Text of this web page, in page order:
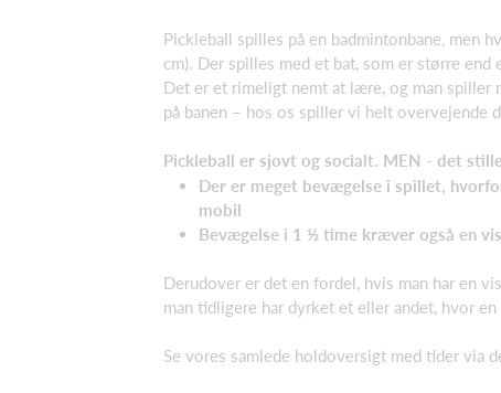
Pickleball spilles på en badmintonbane, men
cm). Der spilles med et bat, som er større end
Det er et rimeligt nemt at lære, og man spiller
på banen – hos os spiller vi helt overvejende
Pickleball er sjovt og socialt. MEN - det
Der er meget bevægelse i spillet,
mobil
Bevægelse i 1 ½ time kræver også en
Derudover er det en fordel, hvis man har en
man tidligere har dyrket et eller andet, hvor
Se vores samlede holdoversigt med tider via